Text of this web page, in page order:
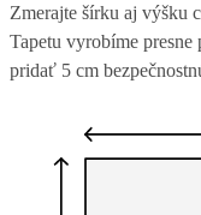
Zmerajte šírku aj výšku
Tapetu vyrobíme
pridať 5 cm